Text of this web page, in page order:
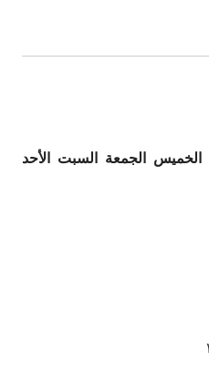
الخميس الجمعة السبت
الأحد